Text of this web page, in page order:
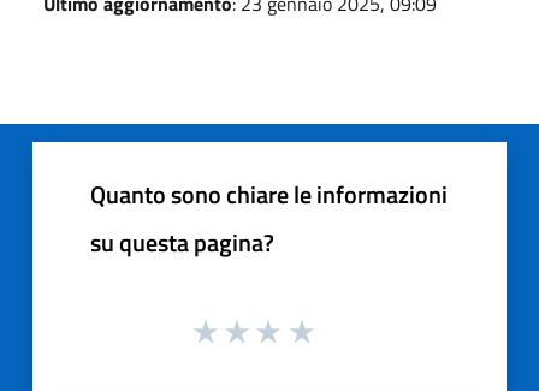
Quanto sono chiare le informazioni
su questa pagina?